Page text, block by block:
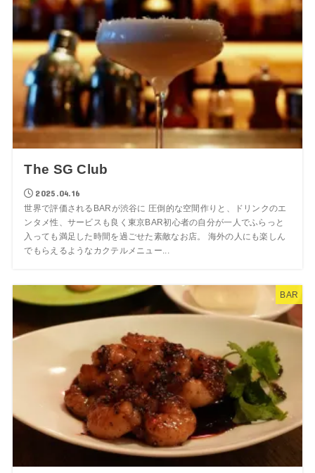
The SG Club
2025.04.16
世界で評価されるBARが渋谷に 圧倒的な空間作りと、ドリンクのエ
ンタメ性、サービスも良く東京BAR初心者の自分が一人でふらっと
入っても満足した時間を過ごせた素敵なお店。 海外の人にも楽しん
でもらえるようなカクテルメニュー...
BAR